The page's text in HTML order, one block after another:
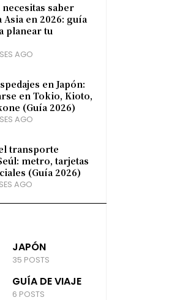
saber
Asia en 2026: guía
planear tu
AGO
en Japón:
en Tokio, Kioto,
(Guía 2026)
AGO
transporte
metro, tarjetas
(Guía 2026)
AGO
JAPÓN
35 POSTS
GUÍA DE VIAJE
6 POSTS